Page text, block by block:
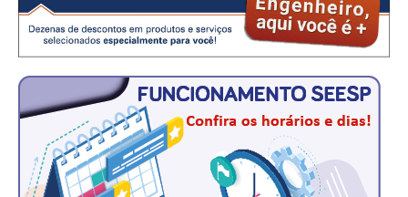
BENEFÍCIOS
CONVÊNIOS
PLANO DE SAÚDE
SEESPPREV